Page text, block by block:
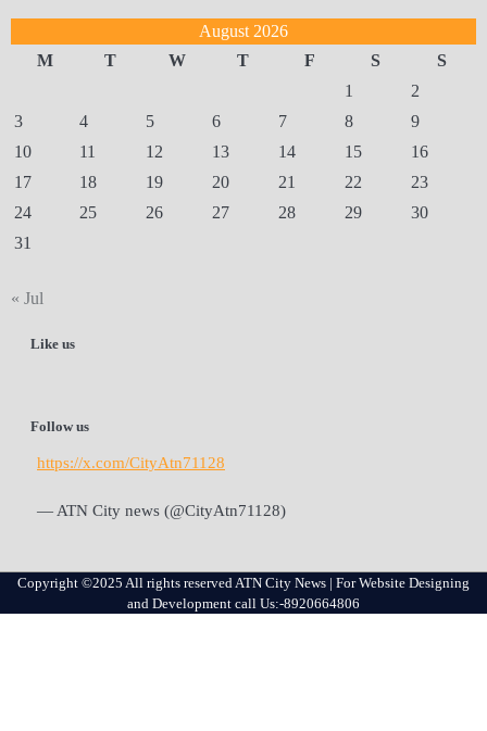
August 2026
M
T W T F S
S
1
2
3
4 5 6 7 8
9
10
11 12 13 14 15
16
17
18 19 20 21 22
23
24
25 26 27 28 29
30
31
« Jul
Like us
Follow us
https://x.com/CityAtn71128
— ATN City news (@CityAtn71128)
Copyright ©2025 All rights reserved ATN City News | For Website Designing
and Development call Us:-8920664806